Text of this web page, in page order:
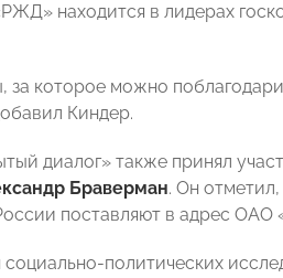
находится в лидерах
за которое можно
Киндер.
диалог» также принял
Браверман. Он отметил,
поставляют в адрес
социально-политических